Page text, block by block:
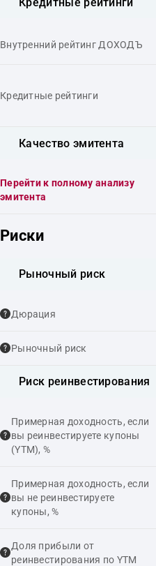
Внутренний рейтинг ДОХОДЪ
Кредитные рейтинги
Качество эмитента
Перейти к полному анализу
эмитента
Риски
Рыночный риск
Дюрация
Рыночный риск
Риск реинвестирования
Примерная доходность, если
вы реинвестируете купоны
(YTM), %
Примерная доходность, если
вы не реинвестируете
купоны, %
Доля прибыли от
реинвестирования по YTM